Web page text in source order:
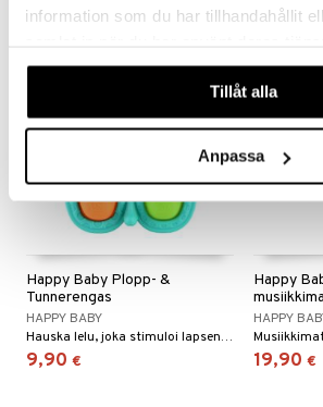
information som du har tillhandahållit
våra cookies vid fortsatt användande
Tillåt alla
Anpassa
Happy Baby Plopp- &
Tunnerengas
HAPPY BABY
Hauska lelu, joka stimuloi lapsen aisteja.
9,90 €
Happy
HAPPY
19,90 €